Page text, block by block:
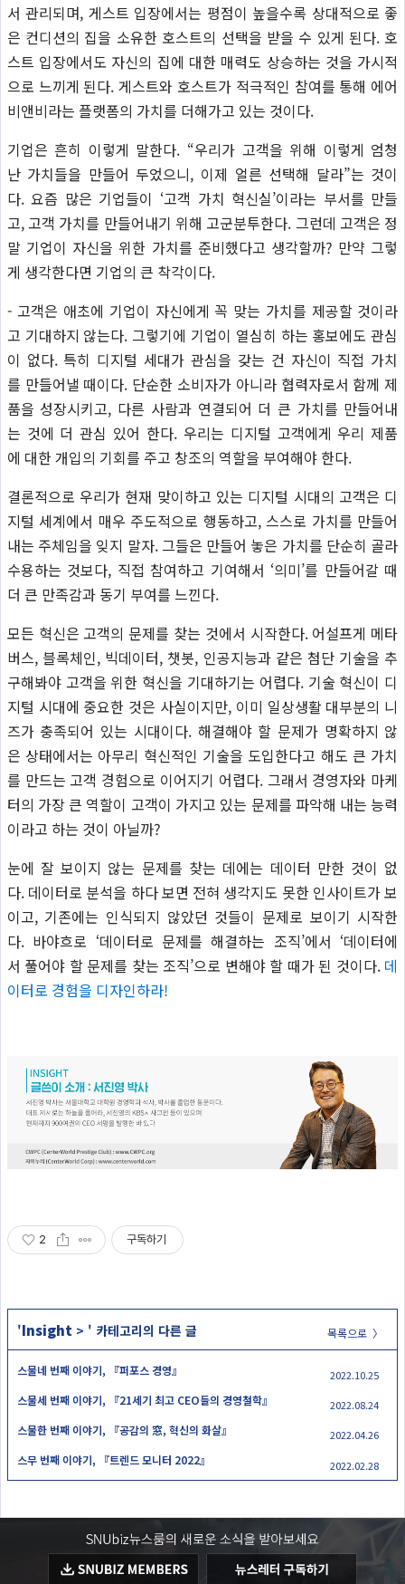
서 관리되며, 게스트 입장에서는 평점이 높을수록 상대적으로 좋
은 컨디션의 집을 소유한 호스트의 선택을 받을 수 있게 된다. 호
스트 입장에서도 자신의 집에 대한 매력도 상승하는 것을 가시적
으로 느끼게 된다. 게스트와 호스트가 적극적인 참여를 통해 에어
비앤비라는 플랫폼의 가치를 더해가고 있는 것이다.
기업은 흔히 이렇게 말한다. “우리가 고객을 위해 이렇게 엄청
난 가치들을 만들어 두었으니, 이제 얼른 선택해 달라”는 것이
다. 요즘 많은 기업들이 ‘고객 가치 혁신실’이라는 부서를 만들
고, 고객 가치를 만들어내기 위해 고군분투한다. 그런데 고객은 정
말 기업이 자신을 위한 가치를 준비했다고 생각할까? 만약 그렇
게 생각한다면 기업의 큰 착각이다.
- 고객은 애초에 기업이 자신에게 꼭 맞는 가치를 제공할 것이라
고 기대하지 않는다. 그렇기에 기업이 열심히 하는 홍보에도 관심
이 없다. 특히 디지털 세대가 관심을 갖는 건 자신이 직접 가치
를 만들어낼 때이다. 단순한 소비자가 아니라 협력자로서 함께 제
품을 성장시키고, 다른 사람과 연결되어 더 큰 가치를 만들어내
는 것에 더 관심 있어 한다. 우리는 디지털 고객에게 우리 제품
에 대한 개입의 기회를 주고 창조의 역할을 부여해야 한다.
결론적으로 우리가 현재 맞이하고 있는 디지털 시대의 고객은 디
지털 세계에서 매우 주도적으로 행동하고, 스스로 가치를 만들어
내는 주체임을 잊지 말자. 그들은 만들어 놓은 가치를 단순히 골라
수용하는 것보다, 직접 참여하고 기여해서 ‘의미’를 만들어갈 때
더 큰 만족감과 동기 부여를 느낀다.
모든 혁신은 고객의 문제를 찾는 것에서 시작한다. 어설프게 메타
버스, 블록체인, 빅데이터, 챗봇, 인공지능과 같은 첨단 기술을 추
구해봐야 고객을 위한 혁신을 기대하기는 어렵다. 기술 혁신이 디
지털 시대에 중요한 것은 사실이지만, 이미 일상생활 대부분의 니
즈가 충족되어 있는 시대이다. 해결해야 할 문제가 명확하지 않
은 상태에서는 아무리 혁신적인 기술을 도입한다고 해도 큰 가치
를 만드는 고객 경험으로 이어지기 어렵다. 그래서 경영자와 마케
터의 가장 큰 역할이 고객이 가지고 있는 문제를 파악해 내는 능력
이라고 하는 것이 아닐까?
눈에 잘 보이지 않는 문제를 찾는 데에는 데이터 만한 것이 없
다. 데이터로 분석을 하다 보면 전혀 생각지도 못한 인사이트가 보
이고, 기존에는 인식되지 않았던 것들이 문제로 보이기 시작한
다. 바야흐로 ‘데이터로 문제를 해결하는 조직’에서 ‘데이터에
서 풀어야 할 문제를 찾는 조직’으로 변해야 할 때가 된 것이다. 데
이터로 경험을 디자인하라!
2 구독하기
목록으로 〉
'Insight > ' 카테고리의 다른 글
스물네 번째 이야기, 『퍼포스 경영』 2022.10.25
스물세 번째 이야기, 『21세기 최고 CEO들의 경영철학』 2022.08.24
스물한 번째 이야기, 『공감의 窓, 혁신의 화살』 2022.04.26
스무 번째 이야기, 『트렌드 모니터 2022』 2022.02.28